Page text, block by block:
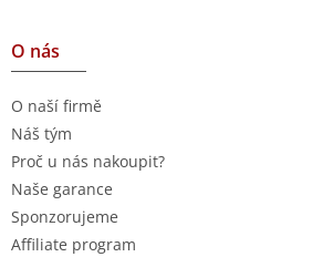
O nás
O naší firmě
Náš tým
Proč u nás nakoupit?
Naše garance
Sponzorujeme
Affiliate program